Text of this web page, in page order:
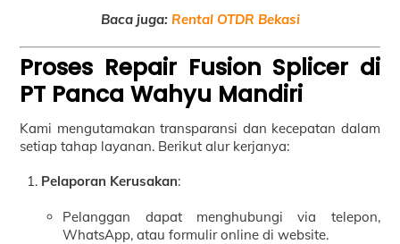
Baca juga: Rental OTDR Bekasi
Proses Repair Fusion Splicer di
PT Panca Wahyu Mandiri
Kami mengutamakan transparansi dan kecepatan dalam
setiap tahap layanan. Berikut alur kerjanya:
Pelaporan Kerusakan:
Pelanggan dapat menghubungi via telepon,
WhatsApp, atau formulir online di website.